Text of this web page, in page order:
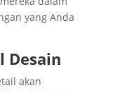
yang Anda
Desain
akan